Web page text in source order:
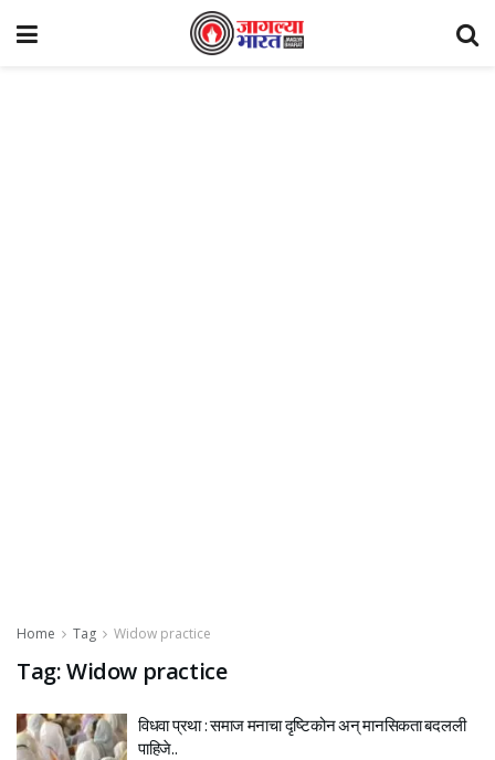
Home Tag Widow practice
Tag:Widow practice
विधवा प्रथा : समाज मनाचा दृष्टिकोन अन् मानसिकता बदलली
पाहिजे..